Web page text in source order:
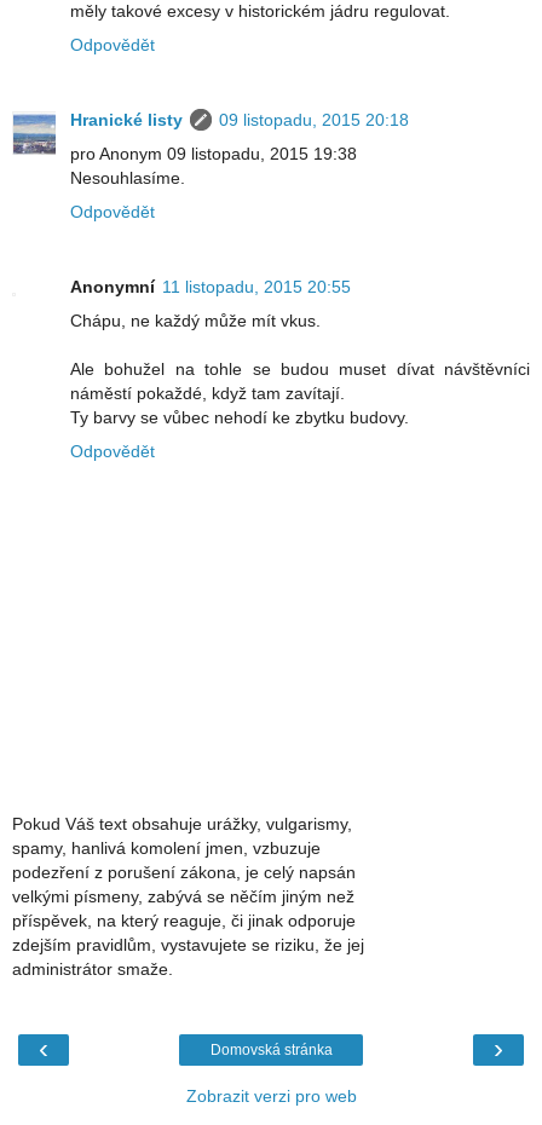
měly takové excesy v historickém jádru regulovat.
Odpovědět
Hranické listy
09 listopadu, 2015 20:18
pro Anonym 09 listopadu, 2015 19:38
Nesouhlasíme.
Odpovědět
Anonymní 11 listopadu, 2015 20:55
Chápu, ne každý může mít vkus.
Ale bohužel na tohle se budou muset dívat návštěvníci
náměstí pokaždé, když tam zavítají.
Ty barvy se vůbec nehodí ke zbytku budovy.
Odpovědět
Pokud Váš text obsahuje urážky, vulgarismy,
spamy, hanlivá komolení jmen, vzbuzuje
podezření z porušení zákona, je celý napsán
velkými písmeny, zabývá se něčím jiným než
příspěvek, na který reaguje, či jinak odporuje
zdejším pravidlům, vystavujete se riziku, že jej
administrátor smaže.
‹ ›
Domovská stránka
Zobrazit verzi pro web